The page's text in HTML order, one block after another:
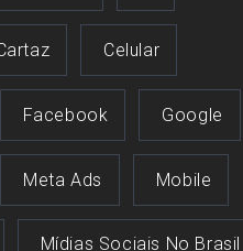
Celular
Facebook Google
Meta Ads Mobile
Mídias Sociais No Brasil